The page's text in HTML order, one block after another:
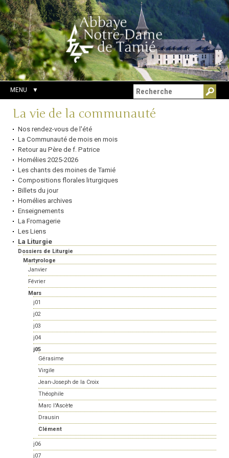
Aller
au
contenu.
|
Aller
à
la
navigation
Outils
personnels
Chercher par
Recherche
avancée…
MENU
Navigation
La vie de la communauté
Nos rendez-vous de l'été
La Communauté de mois en mois
Retour au Père de f. Patrice
Homélies 2025-2026
Les chants des moines de Tamié
Compositions florales liturgiques
Billets du jour
Homélies archives
Enseignements
La Fromagerie
Les Liens
La Liturgie
Dossiers de Liturgie
Martyrologe
Janvier
Février
Mars
j01
j02
j03
j04
j05
Gérasime
Virgile
Jean-Joseph de la Croix
Théophile
Marc l'Ascète
Drausin
Clément
j06
j07